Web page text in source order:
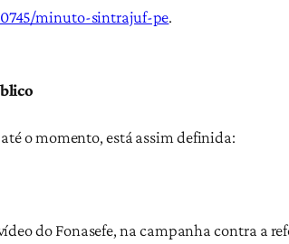
minuto-sintrajuf-pe.
o momento, está assim definida:
do Fonasefe, na campanha contra a